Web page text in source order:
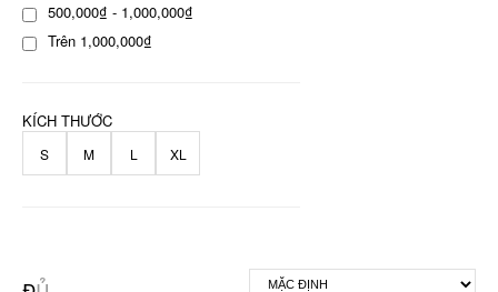
500,000₫ - 1,000,000₫
Trên 1,000,000₫
KÍCH THƯỚC
S M L XL